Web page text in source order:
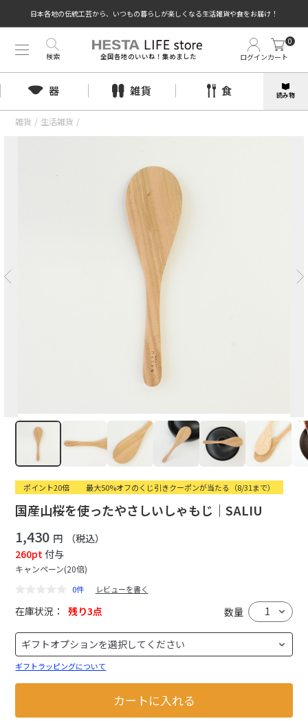
日本各地の伝統工芸から、いつもの暮らしが楽しくなる生活雑貨や食をお届け！
全国各地のいいね！集めました ログインカート
0
検索
器 雑貨 食 読み物
雑貨 / 生活雑貨 /
ポイント20倍 最大50%オフのくじ引きクーポンが当たる（8/31まで）
国産山桜を使ったやさしいしゃもじ｜SALIU
1,430 円
（税込）
260pt 付与
キャンペーン(20倍)
0件 レビューを書く
在庫状況： 残り3点 数量
ギフトラッピングについて
カートに入れる